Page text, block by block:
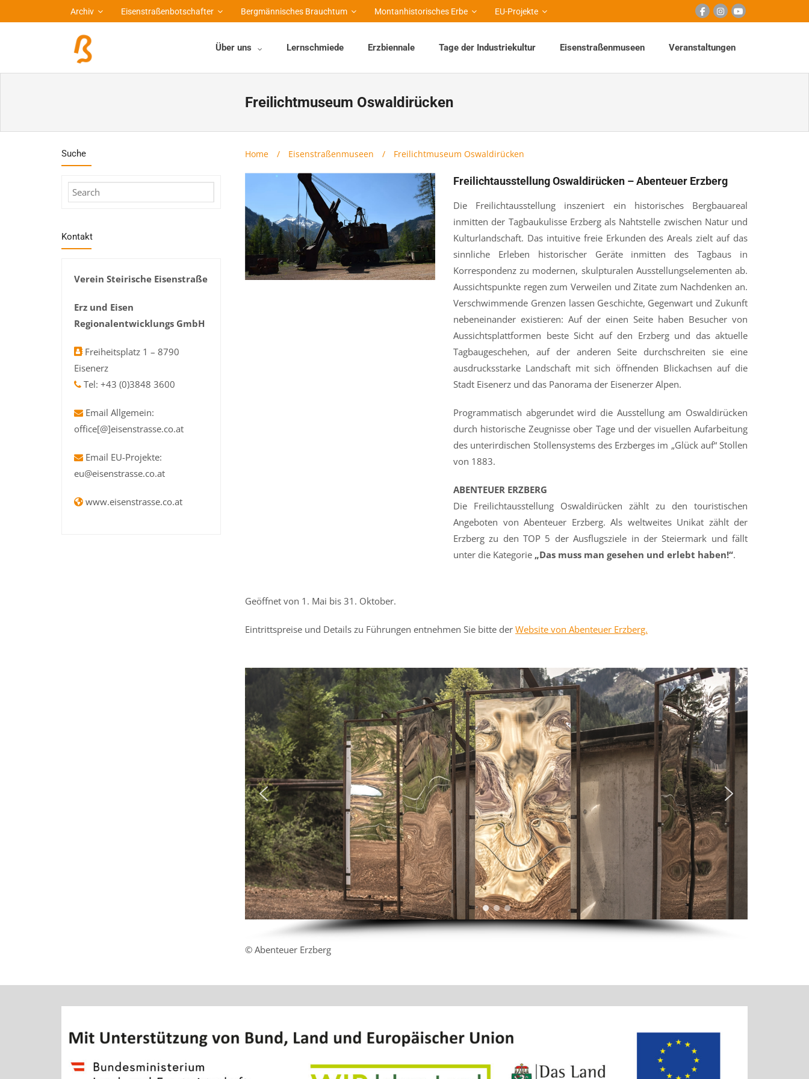
Archiv Eisenstraßenbotschafter Bergmännisches Brauchtum Montanhistorisches Erbe EU-Projekte
Über uns Lernschmiede Erzbiennale Tage der Industriekultur Eisenstraßenmuseen Veranstaltungen
Freilichtmuseum Oswaldirücken
Home / Eisenstraßenmuseen / Freilichtmuseum Oswaldirücken
Freilichtausstellung Oswaldirücken – Abenteuer Erzberg
Die Freilichtausstellung inszeniert ein historisches Bergbauareal
inmitten der Tagbaukulisse Erzberg als Nahtstelle zwischen Natur und
Kulturlandschaft. Das intuitive freie Erkunden des Areals zielt auf das
sinnliche Erleben historischer Geräte inmitten des Tagbaus in
Korrespondenz zu modernen, skulpturalen Ausstellungselementen ab.
Aussichtspunkte regen zum Verweilen und Zitate zum Nachdenken an.
Verschwimmende Grenzen lassen Geschichte, Gegenwart und Zukunft
nebeneinander existieren: Auf der einen Seite haben Besucher von
Aussichtsplattformen beste Sicht auf den Erzberg und das aktuelle
Tagbaugeschehen, auf der anderen Seite durchschreiten sie eine
ausdrucksstarke Landschaft mit sich öffnenden Blickachsen auf die
Stadt Eisenerz und das Panorama der Eisenerzer Alpen.
Programmatisch abgerundet wird die Ausstellung am Oswaldirücken
durch historische Zeugnisse ober Tage und der visuellen Aufarbeitung
des unterirdischen Stollensystems des Erzberges im „Glück auf“ Stollen
von 1883.
ABENTEUER ERZBERG
Die Freilichtausstellung Oswaldirücken zählt zu den touristischen
Angeboten von Abenteuer Erzberg. Als weltweites Unikat zählt der
Erzberg zu den TOP 5 der Ausflugsziele in der Steiermark und fällt
unter die Kategorie „Das muss man gesehen und erlebt haben!“.
Geöffnet von 1. Mai bis 31. Oktober.
Eintrittspreise und Details zu Führungen entnehmen Sie bitte der Website von Abenteuer Erzberg.
© Abenteuer Erzberg
Suche
Kontakt
Verein Steirische Eisenstraße
Erz und Eisen
Regionalentwicklungs GmbH
Freiheitsplatz 1 – 8790
Eisenerz
Tel: +43 (0)3848 3600
Email Allgemein:
office[@]eisenstrasse.co.at
Email EU-Projekte:
eu@eisenstrasse.co.at
www.eisenstrasse.co.at